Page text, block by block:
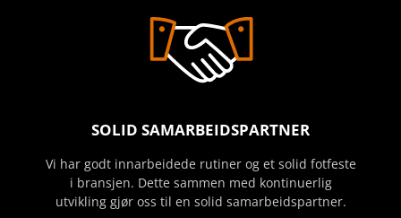
SOLID SAMARBEIDSPARTNER
Vi har godt innarbeidede rutiner og et solid fotfeste
i bransjen. Dette sammen med kontinuerlig
utvikling gjør oss til en solid samarbeidspartner.